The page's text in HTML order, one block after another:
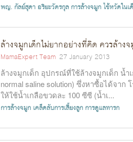
พญ. กัลย์สุดา อริยะวัตรกุล การล้างจมูกไข้หวัดในเ
ล้างจมูกเด็กไม่ยากอย่างที่คิด ควรล้าง
MamaExpert Team 27 January 2013
ล้างจมูกเด็ก อุปกรณ์ที่ใช้ล้างจมูกเด็ก น้ำ
normal saline solution) ซึ่งหาซื้อได้จา
ให้ใช้น้ำเกลือขวดละ 100 ซีซี (น้ำเ...
การล้างจมูก เคล็ดลับการเลี้ยงลูก การดูแลทารก